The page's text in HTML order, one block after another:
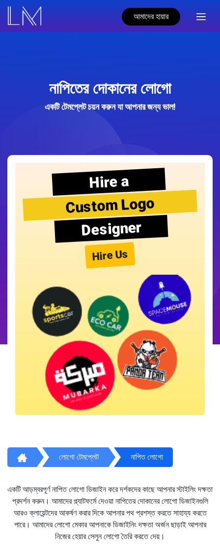
আমাদের হায়ার
নাপিতের দোকানের লোগো
একটি টেমপ্লেট চয়ন করুন যা আপনার জন্য ভাল!
Hire a
Custom Logo
Designer
Hire Us
লোগো টেমপ্লেট নাপিত লোগো
একটি আড়ম্বরপূর্ণ নাপিত লোগো ডিজাইন করে দর্শকদের কাছে আপনার স্টাইলিং দক্ষতা
প্রদর্শন করুন। আমাদের প্ল্যাটফর্মে দেওয়া নাপিতের দোকানের লোগো ডিজাইনগুলি
আরও ক্লায়েন্টদের আকর্ষণ করার দিকে আপনার পথ প্রশস্ত করতে সাহায্য করতে
পারে। আমাদের লোগো মেকার আপনাকে ডিজাইনিং দক্ষতা অর্জন ছাড়াই আপনার
নিজের হেয়ার সেলুন লোগো তৈরি করতে দেয়।